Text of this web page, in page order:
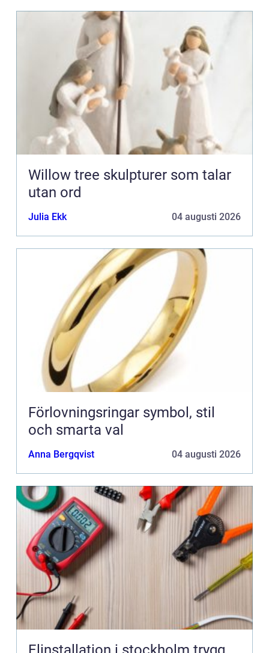
Willow tree skulpturer som talar
utan ord
Julia Ekk 04 augusti 2026
Förlovningsringar symbol, stil
och smarta val
Anna Bergqvist 04 augusti 2026